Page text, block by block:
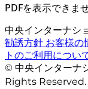
PDFを表示できま
中央インターナシ
勧誘方針 お客様の
トのご利用につい
© 中央インターナ
Rights Reserved.